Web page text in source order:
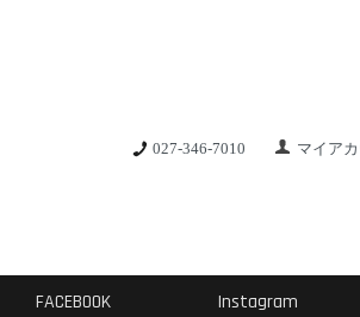
027-346-7010 マイア
FACEBOOK Instagram